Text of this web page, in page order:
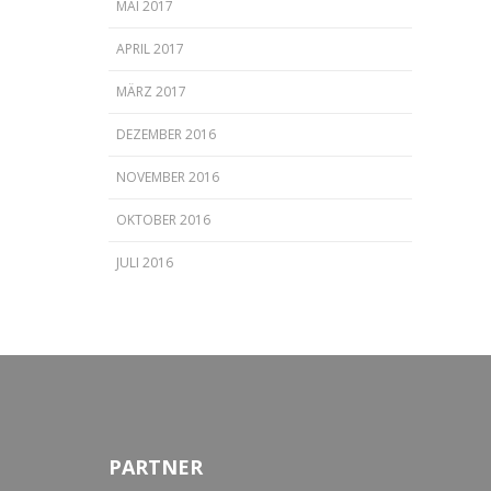
MAI 2017
APRIL 2017
MÄRZ 2017
DEZEMBER 2016
NOVEMBER 2016
OKTOBER 2016
JULI 2016
PARTNER